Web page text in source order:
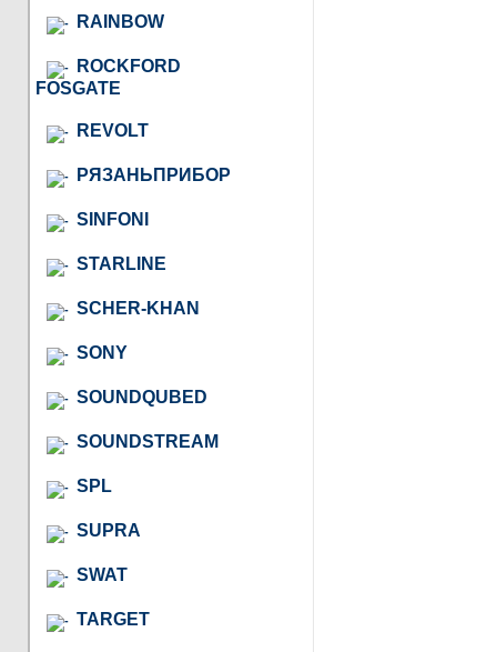
RAINBOW
ROCKFORD
FOSGATE
REVOLT
РЯЗАНЬПРИБОР
SINFONI
STARLINE
SCHER-KHAN
SONY
SOUNDQUBED
SOUNDSTREAM
SPL
SUPRA
SWAT
TARGET